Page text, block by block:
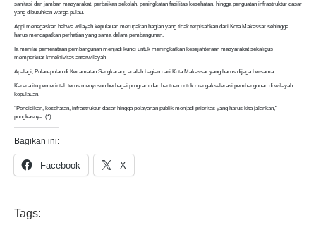
sanitasi dan jamban masyarakat, perbaikan sekolah, peningkatan fasilitas kesehatan, hingga penguatan infrastruktur dasar
yang dibutuhkan warga pulau.
Appi menegaskan bahwa wilayah kepulauan merupakan bagian yang tidak terpisahkan dari Kota Makassar sehingga
harus mendapatkan perhatian yang sama dalam pembangunan.
Ia menilai pemerataan pembangunan menjadi kunci untuk meningkatkan kesejahteraan masyarakat sekaligus
memperkuat konektivitas antarwilayah.
Apalagi, Pulau-pulau di Kecamatan Sangkarang adalah bagian dari Kota Makassar yang harus dijaga bersama.
Karena itu pemerintah terus menyusun berbagai program dan bantuan untuk mengakselerasi pembangunan di wilayah
kepulauan.
“Pendidikan, kesehatan, infrastruktur dasar hingga pelayanan publik menjadi prioritas yang harus kita jalankan,”
pungkasnya. (*)
Bagikan ini:
Facebook X
Tags: